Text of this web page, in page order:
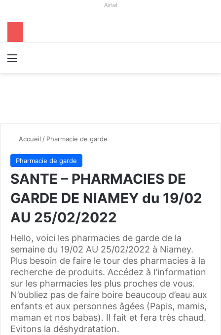
Airtel
Accueil / Pharmacie de garde
Pharmacie de garde
SANTE – PHARMACIES DE
GARDE DE NIAMEY du 19/02
AU 25/02/2022
Hello, voici les pharmacies de garde de la
semaine du 19/02 AU 25/02/2022 à Niamey.
Plus besoin de faire le tour des pharmacies à la
recherche de produits. Accédez à l'information
sur les pharmacies les plus proches de vous.
N’oubliez pas de faire boire beaucoup d’eau aux
enfants et aux personnes âgées (Papis, mamis,
maman et nos babas). Il fait et fera très chaud.
Evitons la déshydratation.